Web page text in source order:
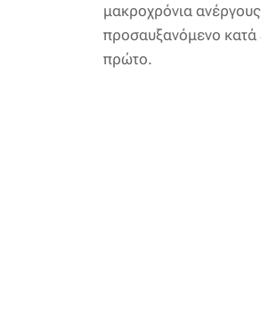
μακροχρόνια
προσαυξανόμενο
πρώτο.